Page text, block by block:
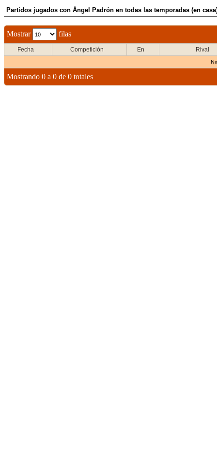
Partidos jugados con Ángel Padrón en todas las temporadas (en
Mostrar filas
Fecha Competición En Rival
Mostrando 0 a 0 de 0 totales